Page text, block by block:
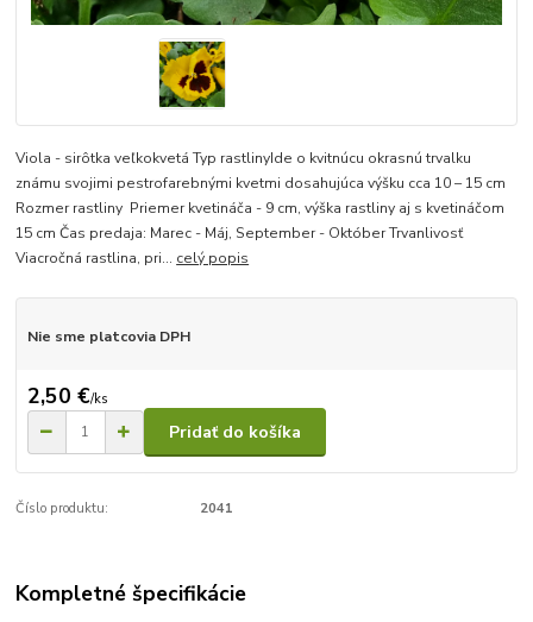
Viola - sirôtka veľkokvetá Typ rastlinyIde o kvitnúcu okrasnú trvalku
známu svojimi pestrofarebnými kvetmi dosahujúca výšku cca 10 – 15 cm
Rozmer rastliny Priemer kvetináča - 9 cm, výška rastliny aj s kvetináčom
15 cm Čas predaja: Marec - Máj, September - Október Trvanlivosť
Viacročná rastlina, pri... celý popis
Nie sme platcovia DPH
2,50 €/ks
Pridať do košíka
Číslo produktu: 2041
Kompletné špecifikácie